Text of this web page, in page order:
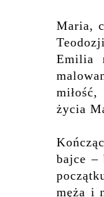
Maria,
Emilia
życia
bajce –
męża i